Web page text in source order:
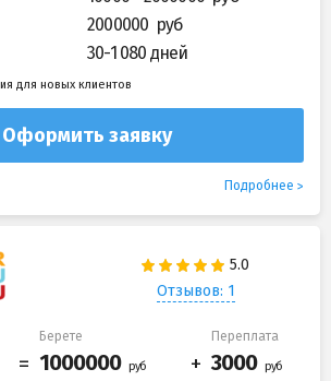
2000000
30-1 080 дней
для новых клиентов
Оформить заявку
Подробнее
Отзывов: 1
Берете Переплата